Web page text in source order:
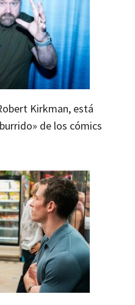
Kirkman, está
de los cómics